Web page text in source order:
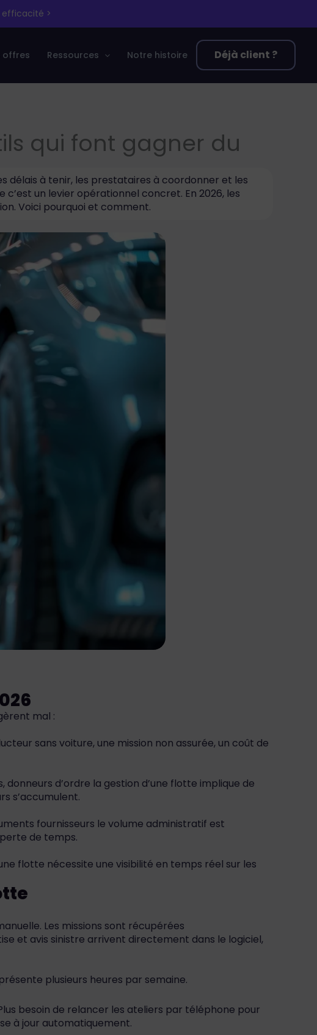
efficacité >
offres Ressources Notre histoire Déjà client ?
qui font gagner du
délais à tenir, les prestataires à coordonner et les
un levier opérationnel concret. En 2026, les
Voici pourquoi et comment.
mal :
sans voiture, une mission non assurée, un coût de
d’ordre la gestion d’une flotte implique de
s’accumulent.
fournisseurs le volume administratif est
de temps.
flotte nécessite une visibilité en temps réel sur les
Les missions sont récupérées
et avis sinistre arrivent directement dans le logiciel,
plusieurs heures par semaine.
besoin de relancer les ateliers par téléphone pour
à jour automatiquement.